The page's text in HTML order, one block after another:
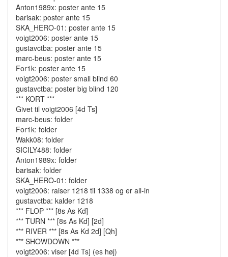
Anton1989x: poster ante 15
barisak: poster ante 15
SKA_HERO-01: poster ante 15
voigt2006: poster ante 15
gustavctba: poster ante 15
marc-beus: poster ante 15
For1k: poster ante 15
voigt2006: poster small blind 60
gustavctba: poster big blind 120
*** KORT ***
Givet til voigt2006 [4d Ts]
marc-beus: folder
For1k: folder
Wakk08: folder
SICILY488: folder
Anton1989x: folder
barisak: folder
SKA_HERO-01: folder
voigt2006: raiser 1218 til 1338 og er all-in
gustavctba: kalder 1218
*** FLOP *** [8s As Kd]
*** TURN *** [8s As Kd] [2d]
*** RIVER *** [8s As Kd 2d] [Qh]
*** SHOWDOWN ***
voigt2006: viser [4d Ts] (es høj)